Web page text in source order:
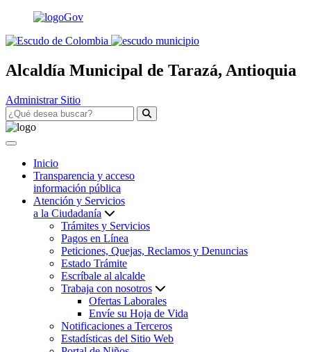
Alcaldía Municipal de Tarazá, Antioquia
Administrar Sitio
Inicio
Transparencia y acceso
información pública
Atención y Servicios
a la Ciudadanía
Trámites y Servicios
Pagos en Línea
Peticiones, Quejas, Reclamos y Denuncias
Estado Trámite
Escríbale al alcalde
Trabaja con nosotros
Ofertas Laborales
Envíe su Hoja de Vida
Notificaciones a Terceros
Estadísticas del Sitio Web